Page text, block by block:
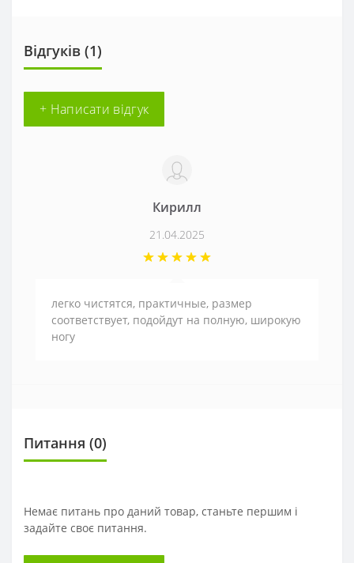
Відгуків (1)
+ Написати відгук
Кирилл
21.04.2025
легко чистятся, практичные, размер
соответствует, подойдут на полную, широкую
ногу
Питання (0)
Немає питань про даний товар, станьте першим і
задайте своє питання.